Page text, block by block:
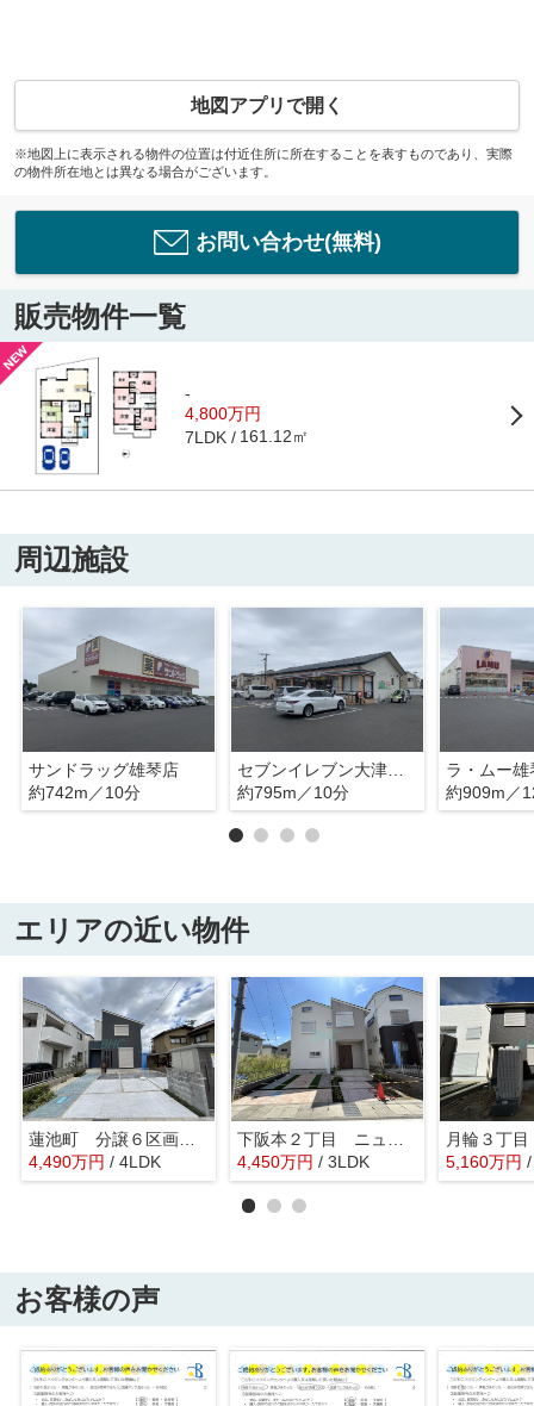
地図アプリで開く
※地図上に表示される物件の位置は付近住所に所在することを表すものであり、実際
の物件所在地とは異なる場合がございます。
お問い合わせ(無料)
販売物件一覧
-
4,800万円
7LDK 161.12㎡
周辺施設
サンドラッグ雄琴店
約742m／10分
セブンイレブン大津おごとマリーナ店
約795m／10分
ラ・ムー雄
約909m／
エリアの近い物件
蓮池町 分譲６区画６号地
4,490万円 / 4LDK
4,450万円 / 3LDK 5,160万円
お客様の声